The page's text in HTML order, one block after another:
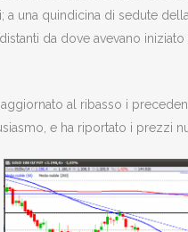
una quindicina di sedute
da dove avevano
aggiornato al ribasso i
e ha riportato i prezzi